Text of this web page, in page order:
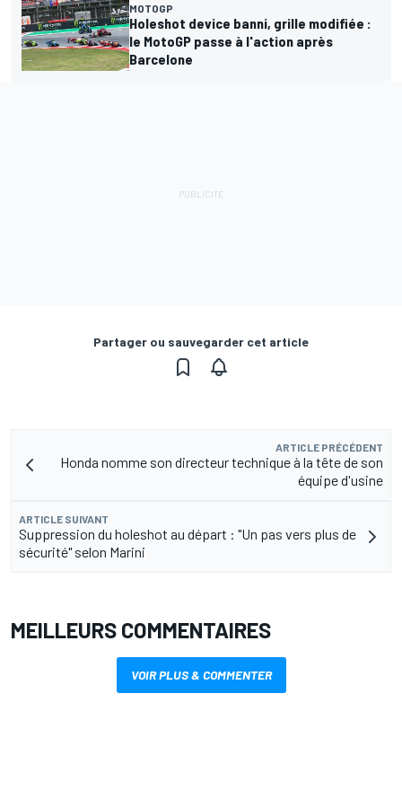
MOTOGP
Holeshot device banni, grille modifiée :
le MotoGP passe à l'action après
Barcelone
Partager ou sauvegarder cet article
ARTICLE PRÉCÉDENT
Honda nomme son directeur technique à la tête de son
équipe d'usine
ARTICLE SUIVANT
Suppression du holeshot au départ : "Un pas vers plus de
sécurité" selon Marini
MEILLEURS COMMENTAIRES
VOIR PLUS & COMMENTER